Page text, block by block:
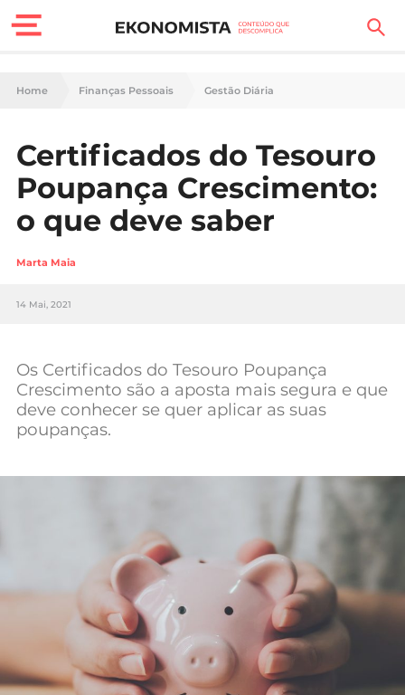
Finanças Pessoais
Carreira
Casa
Lifestyle
Sociedade
Negócios
Mundial 2026
Home Finanças Pessoais Gestão Diária
Certificados do Tesouro
Poupança Crescimento:
o que deve saber
Marta Maia
14 Mai, 2021
Os Certificados do Tesouro Poupança
Crescimento são a aposta mais segura e que
deve conhecer se quer aplicar as suas
poupanças.